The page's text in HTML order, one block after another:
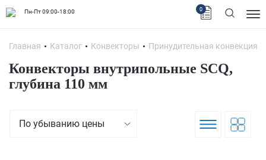
Пн-Пт 09:00-18:00 0
Главная Каталог Конвекторы Принудительная конвекция
Конвекторы внутрипольные SCQ,
глубина 110 мм
По убыванию цены